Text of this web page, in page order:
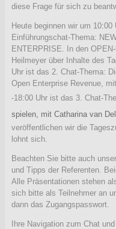
diese Frage für sich zu
Heute beginnen wir um
Einführungschat-Thema:
ENTERPRISE. In den
Heilmeyer über Inhalte des
Uhr ist das 2. Chat-Thema:
Open Enterprise Revenue,
-18:00 Uhr ist das 3. Chat-
spielen, mit Catharina van
veröffentlichen wir die
lohnt sich.
Beachten Sie bitte auch
und Tipps der Referenten.
Alle Präsentationen stehen
sich bitte als Teilnehmer an
dann das Zugangspasswort.
Ihre Navigation zum Chat